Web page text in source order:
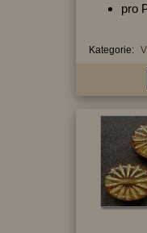
pro
Kategorie: